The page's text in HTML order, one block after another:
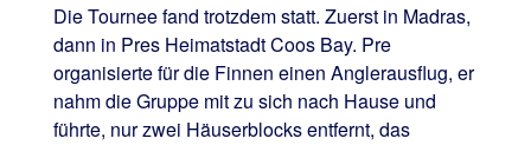
Die Tournee fand trotzdem statt. Zuerst in Madras,
dann in Pres Heimatstadt Coos Bay. Pre
organisierte für die Finnen einen Anglerausflug, er
nahm die Gruppe mit zu sich nach Hause und
führte, nur zwei Häuserblocks entfernt, das